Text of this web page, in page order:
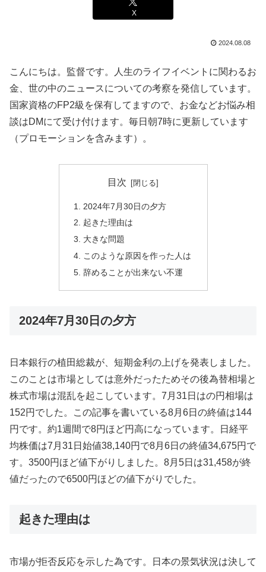
X
2024.08.08
こんにちは。監督です。人生のライフイベントに関わるお
金、世の中のニュースについての考察を発信しています。
国家資格のFP2級を保有してますので、お金などお悩み相
談はDMにて受け付けます。毎日朝7時に更新しています
（プロモーションを含みます）。
目次
2024年7月30日の夕方
起きた理由は
大きな問題
このような原因を作った人は
辞めることが出来ない不運
2024年7月30日の夕方
日本銀行の植田総裁が、短期金利の上げを発表しました。
このことは市場としては意外だったためその後為替相場と
株式市場は混乱を起こしています。7月31日はの円相場は
152円でした。この記事を書いている8月6日の終値は144
円です。約1週間で8円ほど円高になっています。日経平
均株価は7月31日始値38,140円で8月6日の終値34,675円で
す。3500円ほど値下がりしました。8月5日は31,458が終
値だったので6500円ほどの値下がりでした。
起きた理由は
市場が拒否反応を示した為です。日本の景気状況は決して